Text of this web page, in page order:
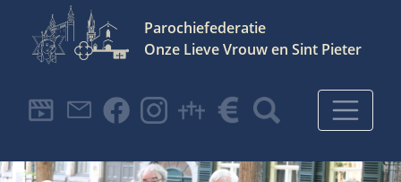
Hoofdnavigatie
Parochiefederatie
Onze Lieve Vrouw en Sint Pieter